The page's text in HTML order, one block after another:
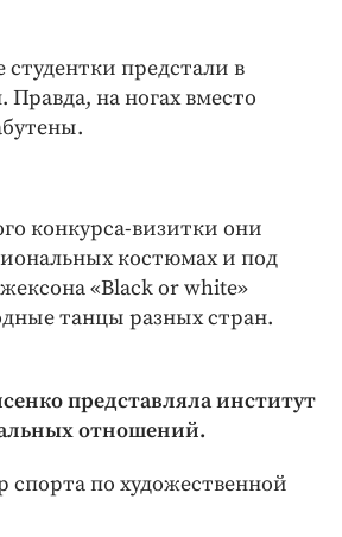
предстали в
Правда, на ногах вместо
конкурса-визитки они
костюмах и под
«Black or white»
танцы разных стран.
представляла институт
отношений.
спорта по художественной